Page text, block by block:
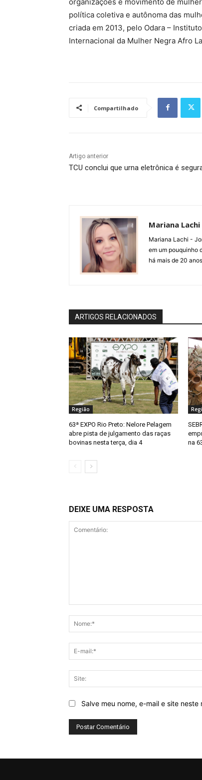
política coletiva e autônoma das
criada em 2013, pelo Odara –
Internacional da Mulher Negra Afro
Compartilhado
Artigo anterior
TCU conclui que urna eletrônica é
Mariana Lachi
Mariana Lachi -
em um pouquinho
há mais de 20
ARTIGOS RELACIONADOS
Região
63ª EXPO Rio Preto: Nelore Pelagem
abre pista de julgamento das raças
bovinas nesta terça, dia 4
na
DEIXE UMA RESPOSTA
Salve meu nome, e-mail e site